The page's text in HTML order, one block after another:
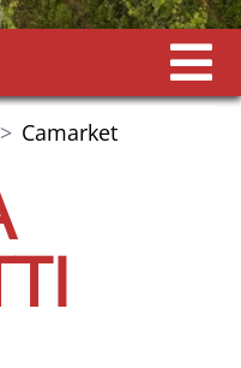
Camarket